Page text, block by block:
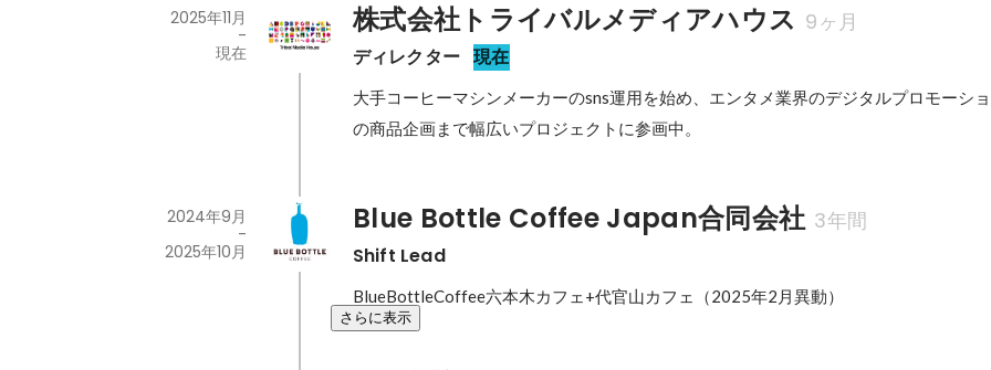
株式会社トライバルメディアハウス 9ヶ月
ディレクター 現在
2025年11月
-
現在
大手コーヒーマシンメーカーのsns運用を始め、エンタメ業界のデジタルプロモーシ
の商品企画まで幅広いプロジェクトに参画中。
Blue Bottle Coffee Japan合同会社 3年間
Shift Lead
2024年9月
-
2025年10月
BlueBottleCoffee六本木カフェ+代官山カフェ（2025年2月異動）
さらに表示